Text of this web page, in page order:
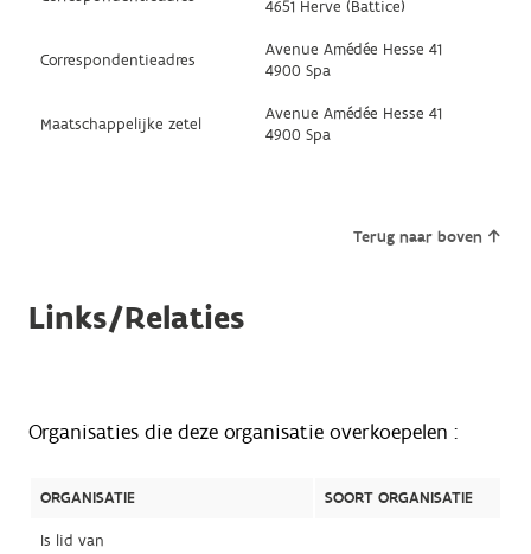
4651 Herve (Battice)
Correspondentieadres
Avenue Amédée Hesse 41
4900 Spa
Maatschappelijke zetel
Avenue Amédée Hesse 41
4900 Spa
Terug naar boven
Links/Relaties
Organisaties die deze organisatie overkoepelen :
ORGANISATIE
SOORT ORGANISATIE
Is lid van